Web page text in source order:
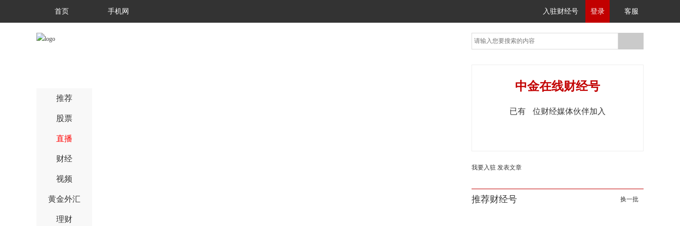
首页 手机网 入驻财经号 登录 客服
推荐
股票
直播
财经
视频
黄金外汇
理财
中金在线财经号
已有 位财经媒体伙伴加入
我要入驻 发表文章
推荐财经号 换一批